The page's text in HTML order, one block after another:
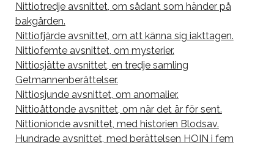
Nittiotredje avsnittet, om sådant som händer på
bakgården.
Nittiofjärde avsnittet, om att känna sig iakttagen.
Nittiofemte avsnittet, om mysterier.
Nittiosjätte avsnittet, en tredje samling
Getmannenberättelser.
Nittiosjunde avsnittet, om anomalier.
Nittioåttonde avsnittet, om när det är för sent.
Nittionionde avsnittet, med historien Blodsav.
Hundrade avsnittet, med berättelsen HOIN i fem